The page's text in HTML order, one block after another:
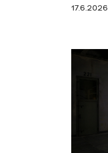
17.6.2026